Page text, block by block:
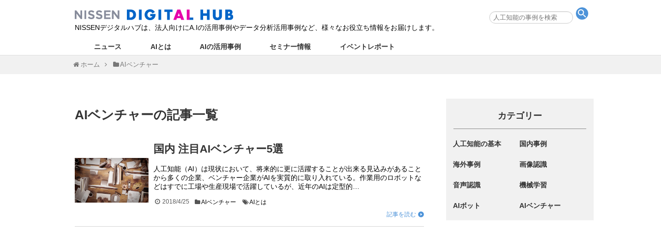
NISSENデジタルハブは、法人向けにA.Iの活用事例やデータ分析活用事例など、様々なお役立ち情報をお届けします。
ニュース AIとは AIの活用事例 セミナー情報 イベントレポート
ホーム AIベンチャー
AIベンチャーの記事一覧
国内 注目AIベンチャー5選
人工知能（AI）は現状において、将来的に更に活躍することが出来る見込みがあること
から多くの企業、ベンチャー企業がAIを実質的に取り入れている。作業用のロボットな
どはすでに工場や生産現場で活躍しているが、近年のAIは定型的…
2018/4/25 AIベンチャー
AIとは
記事を読む 
カテゴリー
人工知能の基本 国内事例
海外事例 画像認識
音声認識 機械学習
AIボット AIベンチャー